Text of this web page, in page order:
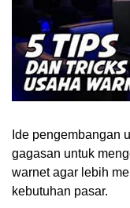
Ide pengembangan
gagasan untuk
warnet agar lebih
kebutuhan pasar.